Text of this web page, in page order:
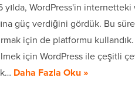
yılda, WordPress'in
güç verdiğini gördük. Bu
için de platformu kullandık.
için WordPress ile çeşitli
Daha Fazla Oku »